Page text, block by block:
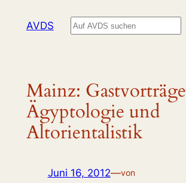
InhaltAVDS Suchen
Mainz: Gastvorträge
Ägyptologie und
Altorientalistik
Juni 16, 2012—von